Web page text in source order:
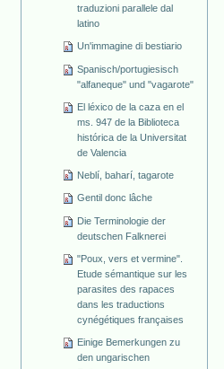
traduzioni parallele dal
latino
Un'immagine di bestiario
Spanisch/portugiesisch
"alfaneque" und "vagarote"
El léxico de la caza en el
ms. 947 de la Biblioteca
histórica de la Universitat
de Valencia
Neblí, baharí, tagarote
Gentil donc lâche
Die Terminologie der
deutschen Falknerei
"Poux, vers et vermine".
Etude sémantique sur les
parasites des rapaces
dans les traductions
cynégétiques françaises
Einige Bemerkungen zu
den ungarischen